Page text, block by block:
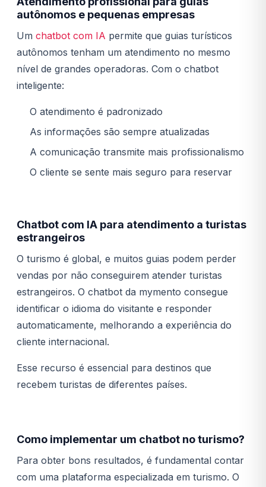
autônomos e pequenas empresas
Um chatbot com IA permite que guias turísticos
autônomos tenham um atendimento no mesmo
nível de grandes operadoras. Com o chatbot
inteligente:
O atendimento é padronizado
As informações são sempre atualizadas
A comunicação transmite mais profissionalismo
O cliente se sente mais seguro para reservar
Chatbot com IA para atendimento a turistas
estrangeiros
O turismo é global, e muitos guias podem perder
vendas por não conseguirem atender turistas
estrangeiros. O chatbot da mymento consegue
identificar o idioma do visitante e responder
automaticamente, melhorando a experiência do
cliente internacional.
Esse recurso é essencial para destinos que
recebem turistas de diferentes países.
Como implementar um chatbot no turismo?
Para obter bons resultados, é fundamental contar
com uma plataforma especializada em turismo. O